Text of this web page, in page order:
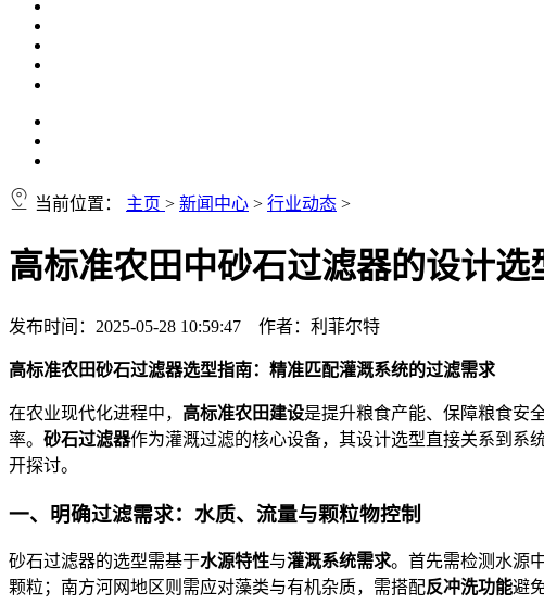
当前位置： 主页 > 新闻中心 > 行业动态 >
高标准农田中砂石过滤器的设计选
发布时间：2025-05-28 10:59:47 作者：利菲尔特
高标准农田砂石过滤器选型指南：精准匹配灌溉系统的过滤需求
在农业现代化进程中， 高标准农田建设是提升粮食产能、保障粮食安
率。 砂石过滤器作为灌溉过滤的核心设备，其设计选型直接关系到系
开探讨。
一、明确过滤需求：水质、流量与颗粒物控制
砂石过滤器的选型需基于水源特性与灌溉系统需求。首先需检测水源
颗粒；南方河网地区则需应对藻类与有机杂质，需搭配反冲洗功能避